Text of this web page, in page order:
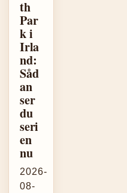
th
Par
k i
Irla
nd:
Såd
an
ser
du
seri
en
nu
2026-
08-